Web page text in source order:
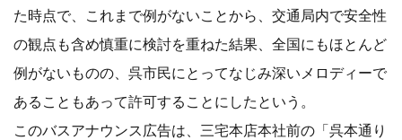
た時点で、これまで例がないことから、交通局内で安全性
の観点も含め慎重に検討を重ねた結果、全国にもほとんど
例がないものの、呉市民にとってなじみ深いメロディーで
あることもあって許可することにしたという。
このバスアナウンス広告は、三宅本店本社前の「呉本通り